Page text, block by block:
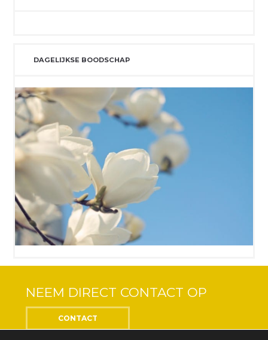
DAGELIJKSE BOODSCHAP
NEEM DIRECT CONTACT OP
CONTACT